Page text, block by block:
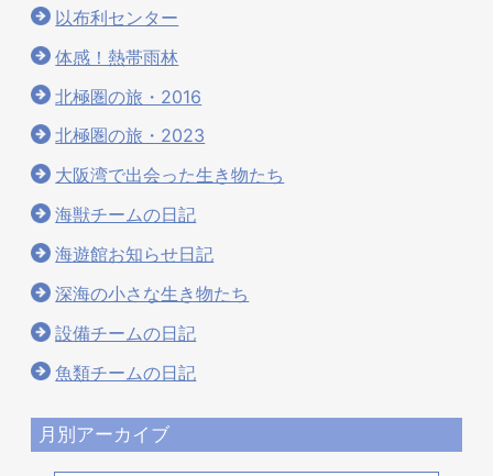
以布利センター
体感！熱帯雨林
北極圏の旅・2016
北極圏の旅・2023
大阪湾で出会った生き物たち
海獣チームの日記
海遊館お知らせ日記
深海の小さな生き物たち
設備チームの日記
魚類チームの日記
月別アーカイブ